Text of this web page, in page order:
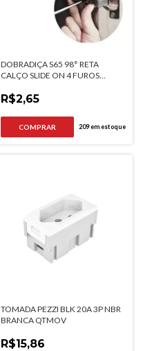
DOBRADIÇA S65 98° RETA
CALÇO SLIDE ON 4 FUROS
R$2,65
209em estoque
TOMADA PEZZI BLK 20A 3P NBR
BRANCA QTMOV
R$15,86